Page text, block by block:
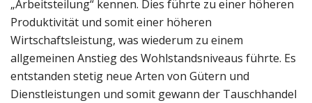
„Arbeitsteilung“ kennen. Dies führte zu einer höheren
Produktivität und somit einer höheren
Wirtschaftsleistung, was wiederum zu einem
allgemeinen Anstieg des Wohlstandsniveaus führte. Es
entstanden stetig neue Arten von Gütern und
Dienstleistungen und somit gewann der Tauschhandel